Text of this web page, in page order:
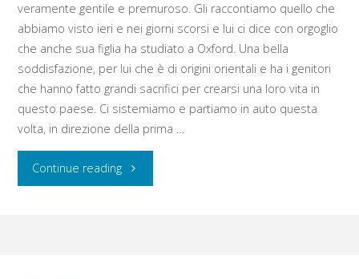
veramente gentile e premuroso. Gli raccontiamo quello che
abbiamo visto ieri e nei giorni scorsi e lui ci dice con orgoglio
che anche sua figlia ha studiato a Oxford. Una bella
soddisfazione, per lui che è di origini orientali e ha i genitori
che hanno fatto grandi sacrifici per crearsi una loro vita in
questo paese. Ci sistemiamo e partiamo in auto questa
volta, in direzione della prima …
Continue reading"Sabato